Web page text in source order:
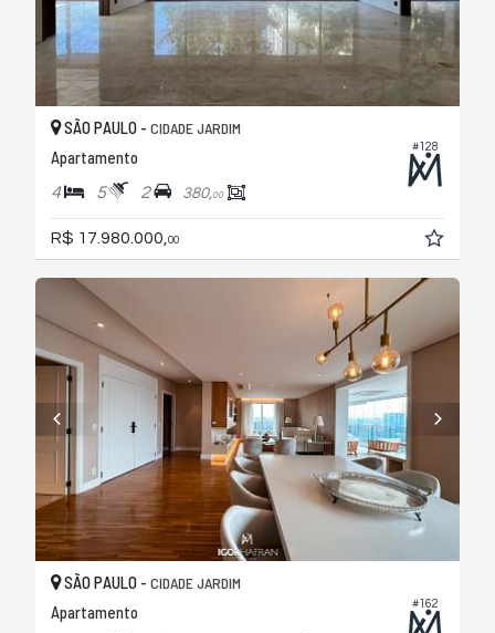
#128
SÃO PAULO - CIDADE JARDIM
Apartamento
4 5 2 380,00
R$ 17.980.000, 00
#162
SÃO PAULO - CIDADE JARDIM
Apartamento